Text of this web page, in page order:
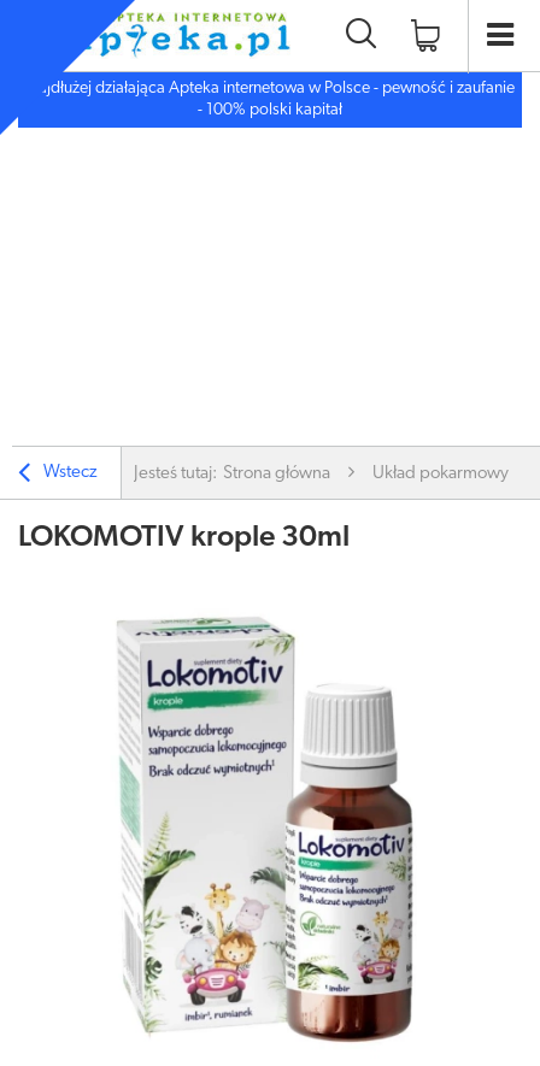
Najdłużej działająca Apteka internetowa w Polsce - pewność i zaufanie
- 100% polski kapitał
Wstecz Jesteś tutaj: Strona główna Układ pokarmowy
LOKOMOTIV krople 30ml